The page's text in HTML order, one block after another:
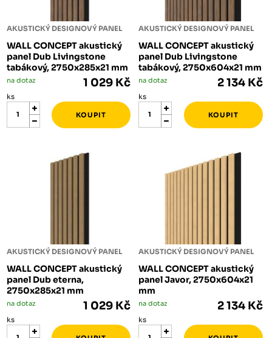
AKUSTICKÝ DESIGNOVÝ PANEL
WALL CONCEPT akustický
panel Dub Livingstone
tabákový, 2750x285x21 mm
na dotaz 1 029 Kč
ks
AKUSTICKÝ DESIGNOVÝ PANEL
WALL CONCEPT akustický
panel Dub Livingstone
tabákový, 2750x604x21 mm
na dotaz 2 134 Kč
ks
AKUSTICKÝ DESIGNOVÝ PANEL
WALL CONCEPT akustický
panel Dub eterna,
2750x285x21 mm
na dotaz 1 029 Kč
ks
AKUSTICKÝ DESIGNOVÝ PANEL
WALL CONCEPT akustický
panel Javor, 2750x604x21
mm
na dotaz 2 134 Kč
ks